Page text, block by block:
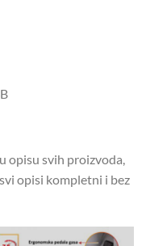
opisu svih proizvoda,
opisi kompletni i bez